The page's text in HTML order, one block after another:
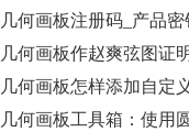
几何画板注册码_产品
几何画板作赵爽弦图证
几何画板怎样添加自定
几何画板工具箱：使用